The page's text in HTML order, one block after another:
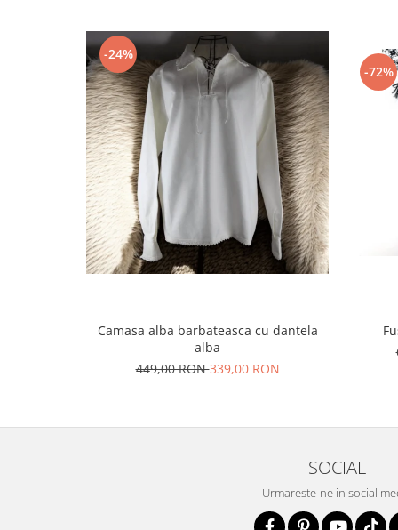
-24%
Camasa alba barbateasca cu dantela
alba
449,00 RON339,00 RON
-72%
SOCIAL
Urmareste-ne in social